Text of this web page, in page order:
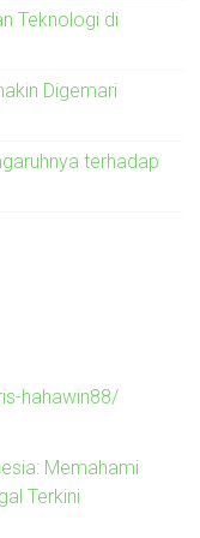
Teknologi di
Digemari
terhadap
hahawin88/
Memahami
Terkini